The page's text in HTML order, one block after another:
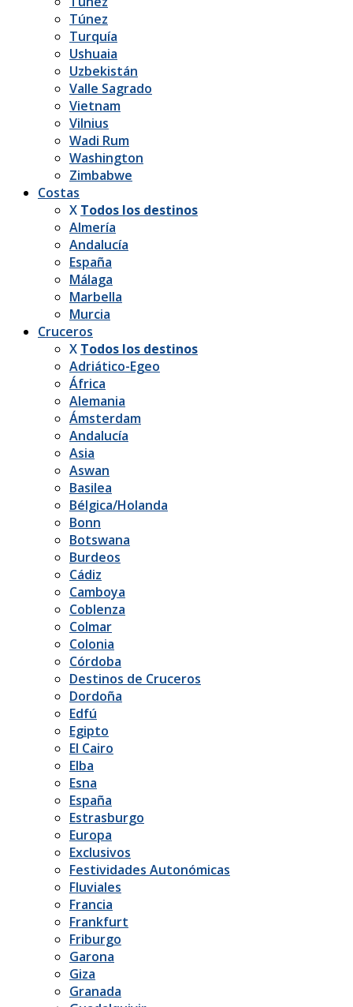
Túnez
Turquía
Ushuaia
Uzbekistán
Valle Sagrado
Vietnam
Vilnius
Wadi Rum
Washington
Zimbabwe
Costas
X Todos los destinos
Almería
Andalucía
España
Málaga
Marbella
Murcia
Cruceros
X Todos los destinos
Adriático-Egeo
África
Alemania
Ámsterdam
Andalucía
Asia
Aswan
Basilea
Bélgica/Holanda
Bonn
Botswana
Burdeos
Cádiz
Camboya
Coblenza
Colmar
Colonia
Córdoba
Destinos de Cruceros
Dordoña
Edfú
Egipto
El Cairo
Elba
Esna
España
Estrasburgo
Europa
Exclusivos
Festividades Autonómicas
Fluviales
Francia
Frankfurt
Friburgo
Garona
Giza
Granada